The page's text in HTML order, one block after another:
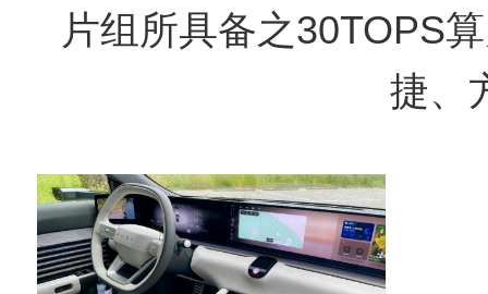
片组所具备之30TOPS
捷、